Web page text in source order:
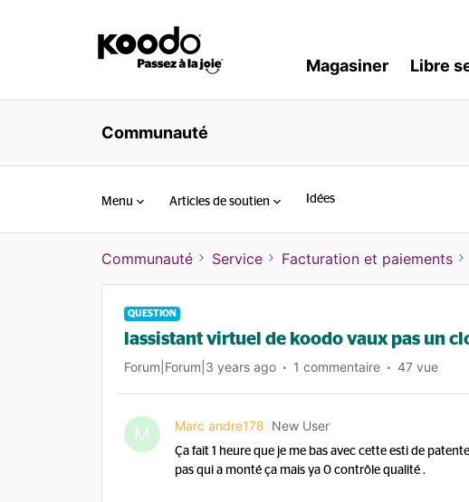
Magasiner Libre
Communauté
Menu Articles de soutien Idées
Communauté Service Facturation et paiements
QUESTION
lassistant virtuel de koodo vaux pas un
Forum|Forum|3 years ago 1 commentaire 47 vue
M Marc andre178 New User
Ça fait 1 heure que je me bas avec cette esti de
pas qui a monté ça mais ya 0 contrôle qualité .